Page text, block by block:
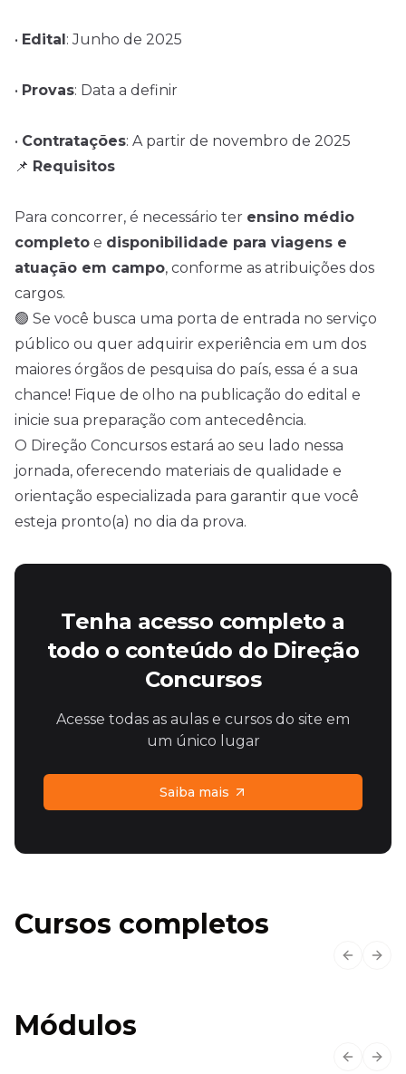
• Edital: Junho de 2025
• Provas: Data a definir
• Contratações: A partir de novembro de 2025
📌 Requisitos
Para concorrer, é necessário ter ensino médio
completo e disponibilidade para viagens e
atuação em campo, conforme as atribuições dos
cargos.
🟢 Se você busca uma porta de entrada no serviço
público ou quer adquirir experiência em um dos
maiores órgãos de pesquisa do país, essa é a sua
chance! Fique de olho na publicação do edital e
inicie sua preparação com antecedência.
O Direção Concursos estará ao seu lado nessa
jornada, oferecendo materiais de qualidade e
orientação especializada para garantir que você
esteja pronto(a) no dia da prova.
Tenha acesso completo a
todo o conteúdo do Direção
Concursos
Acesse todas as aulas e cursos do site em
um único lugar
Saiba mais
Cursos completos
Módulos